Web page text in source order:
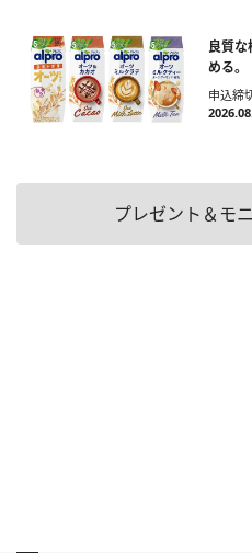
良質な
める。
申込締
プレゼント＆モ